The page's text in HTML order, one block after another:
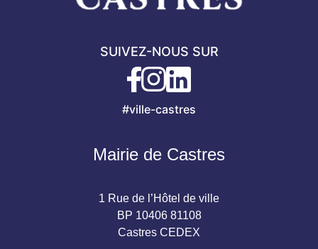
SUIVEZ-NOUS SUR
#ville-castres
Mairie de Castres
1 Rue de l’Hôtel de ville
BP 10406 81108
Castres CEDEX